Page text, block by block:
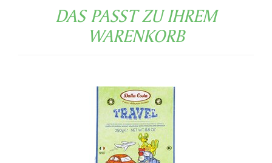
DAS PASST ZU IHREM
WARENKORB